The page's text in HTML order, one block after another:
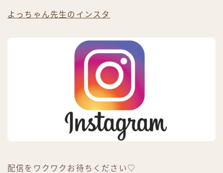
よっちゃん先生のインスタ
配信をワクワクお待ちください♡